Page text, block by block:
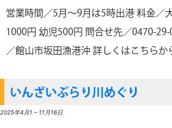
営業時間／5月～9月は5時出港 料金／
1000円 幼児500円 問合せ先／0470-
／館山市坂田漁港沖 詳しくはこちらか
いんざいぶらり川めぐり
2025年4月1 – 11月16日